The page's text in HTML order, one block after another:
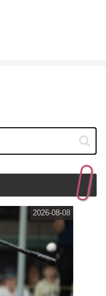
2026-08-08